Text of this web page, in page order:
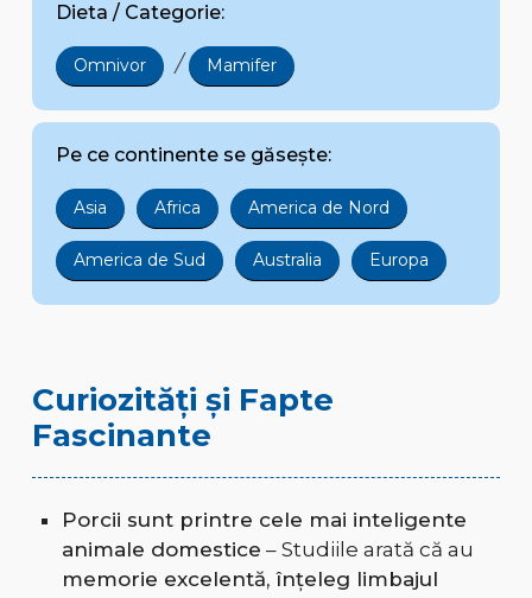
Dieta / Categorie:
Omnivor / Mamifer
Pe ce continente se găsește:
Asia Africa America de Nord
America de Sud Australia Europa
Curiozități și Fapte
Fascinante
Porcii sunt printre cele mai inteligente
animale domestice – Studiile arată că au
memorie excelentă, înțeleg limbajul